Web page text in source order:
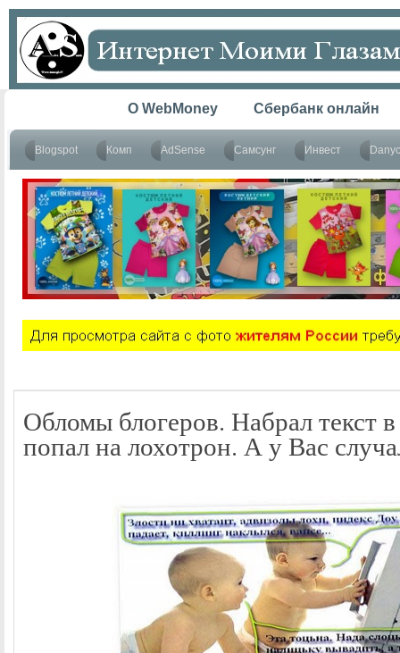
O WebMoney Сбербанк онлайн
Blogspot Комп AdSense Самсунг Инвест
Обломы блогеров. Набрал текст
попал на лохотрон. А у Вас